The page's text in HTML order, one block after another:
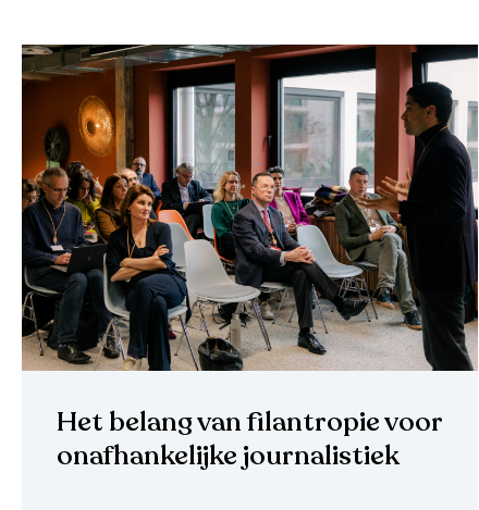
Het belang van filantropie voor
onafhankelijke journalistiek